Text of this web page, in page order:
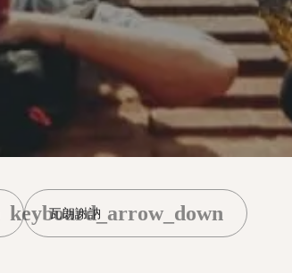
瓦朗謝訥
keyboard_arrow_down